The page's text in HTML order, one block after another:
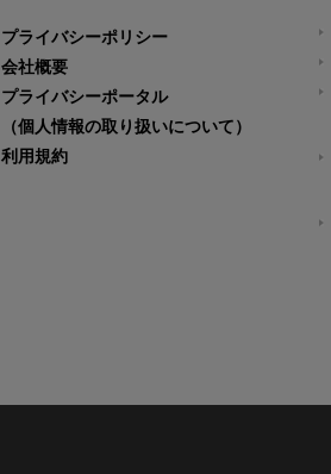
プライバシーポリシー
会社概要
プライバシーポータル
（個人情報の取り扱いについて）
利用規約